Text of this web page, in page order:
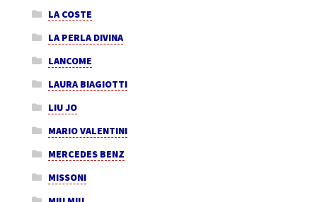
LA COSTE
LA PERLA DIVINA
LANCOME
LAURA BIAGIOTTI
LIU JO
MARIO VALENTINI
MERCEDES BENZ
MISSONI